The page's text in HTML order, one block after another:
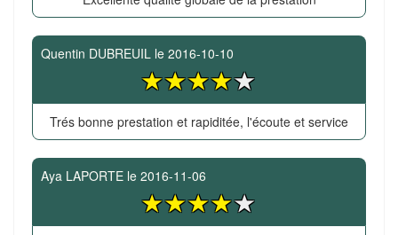
Quentin DUBREUIL le 2016-10-10
Trés bonne prestation et rapiditée, l'écoute et service
Aya LAPORTE le 2016-11-06